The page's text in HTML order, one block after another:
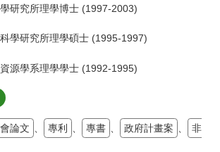
研究所理學博士 (1997-2003)
學研究所理學碩士 (1995-1997)
源學系理學學士 (1992-1995)
論文 專利 專書 政府計畫案
非